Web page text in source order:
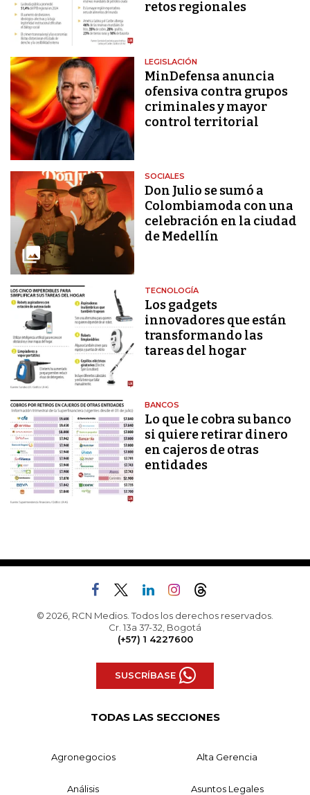
retos regionales
LEGISLACIÓN
MinDefensa anuncia
ofensiva contra grupos
criminales y mayor
control territorial
SOCIALES
Don Julio se sumó a
Colombiamoda con una
celebración en la ciudad
de Medellín
TECNOLOGÍA
Los gadgets
innovadores que están
transformando las
tareas del hogar
BANCOS
Lo que le cobra su banco
si quiere retirar dinero
en cajeros de otras
entidades
© 2026, RCN Medios. Todos los derechos reservados.
Cr. 13a 37-32, Bogotá
(+57) 1 4227600
SUSCRÍBASE
TODAS LAS SECCIONES
Agronegocios Alta Gerencia
Análisis Asuntos Legales